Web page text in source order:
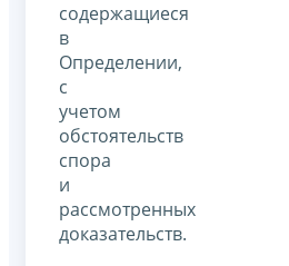
содержащиеся
в
Определении,
с
учетом
обстоятельств
спора
и
рассмотренных
доказательств.